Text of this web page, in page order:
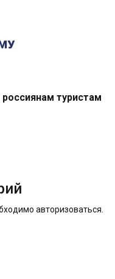
туристам
авторизоваться